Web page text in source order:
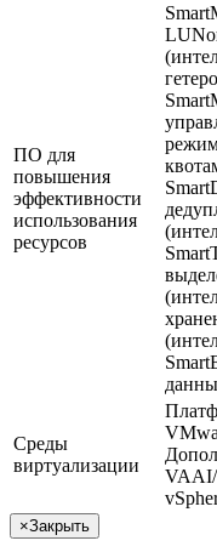
ПО для
повышения
эффективности
использования
ресурсов
Среды
виртуализации
×Закрыть